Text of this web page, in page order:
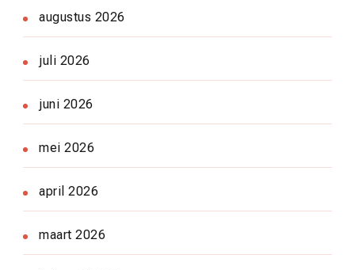
augustus 2026
juli 2026
juni 2026
mei 2026
april 2026
maart 2026